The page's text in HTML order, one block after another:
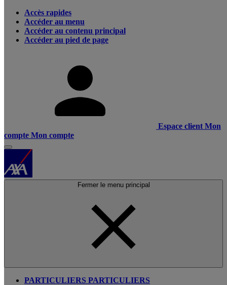
Accès rapides
Accéder au menu
Accéder au contenu principal
Accéder au pied de page
Espace client Mon
compte Mon compte
Fermer le menu principal
PARTICULIERS PARTICULIERS